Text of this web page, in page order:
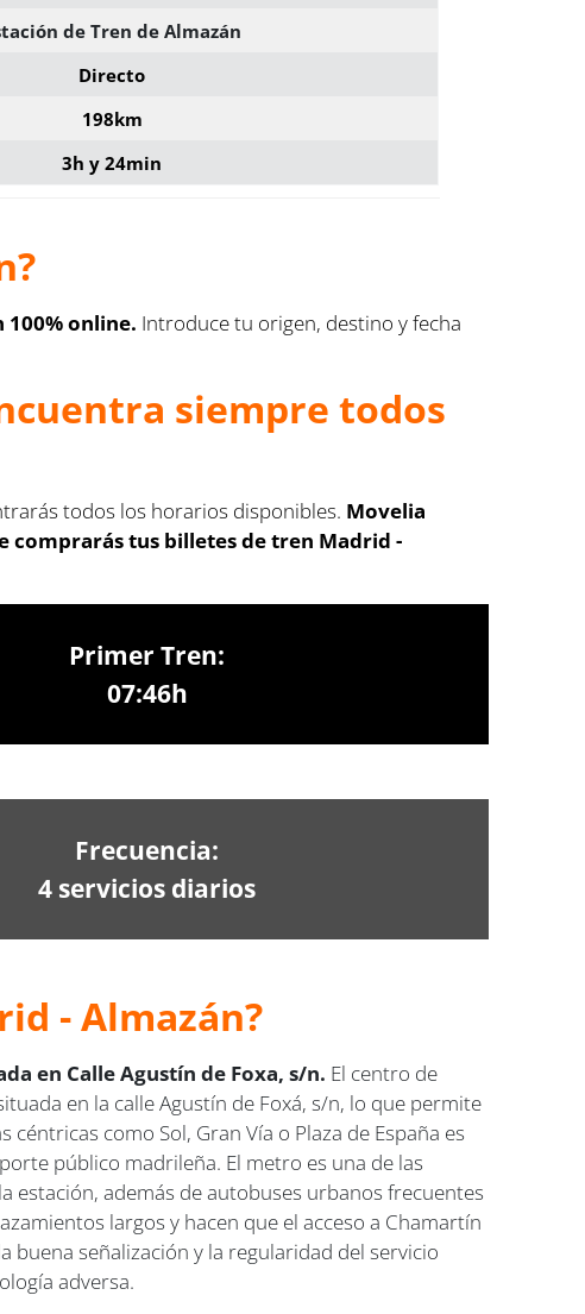
de Tren de Almazán
Directo
198km
3h y 24min
online. Introduce tu origen, destino y fecha
siempre todos
todos los horarios disponibles. Movelia
comprarás tus billetes de tren Madrid -
Primer Tren:
07:46h
Frecuencia:
4 servicios diarios
- Almazán?
en Calle Agustín de Foxa, s/n. El centro de
en la calle Agustín de Foxá, s/n, lo que permite
como Sol, Gran Vía o Plaza de España es
público madrileña. El metro es una de las
estación, además de autobuses urbanos frecuentes
largos y hacen que el acceso a Chamartín
buena señalización y la regularidad del servicio
adversa.